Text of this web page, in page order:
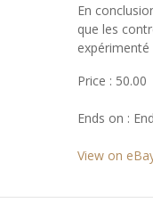
En
que les
Price : 50.00
Ends on :
View on